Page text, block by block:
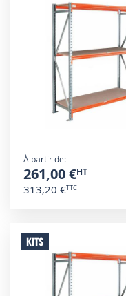
À partir de
261,00 €
313,20 €
KITS